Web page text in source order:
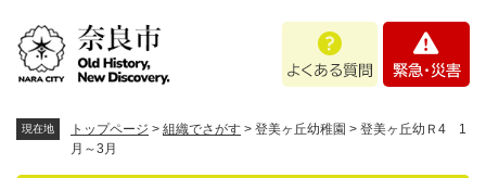
あ
問
・
現在地 トップページ > 組織でさがす > 登美ヶ丘幼稚園 > 登美ヶ丘幼Ｒ4 1
月～3月